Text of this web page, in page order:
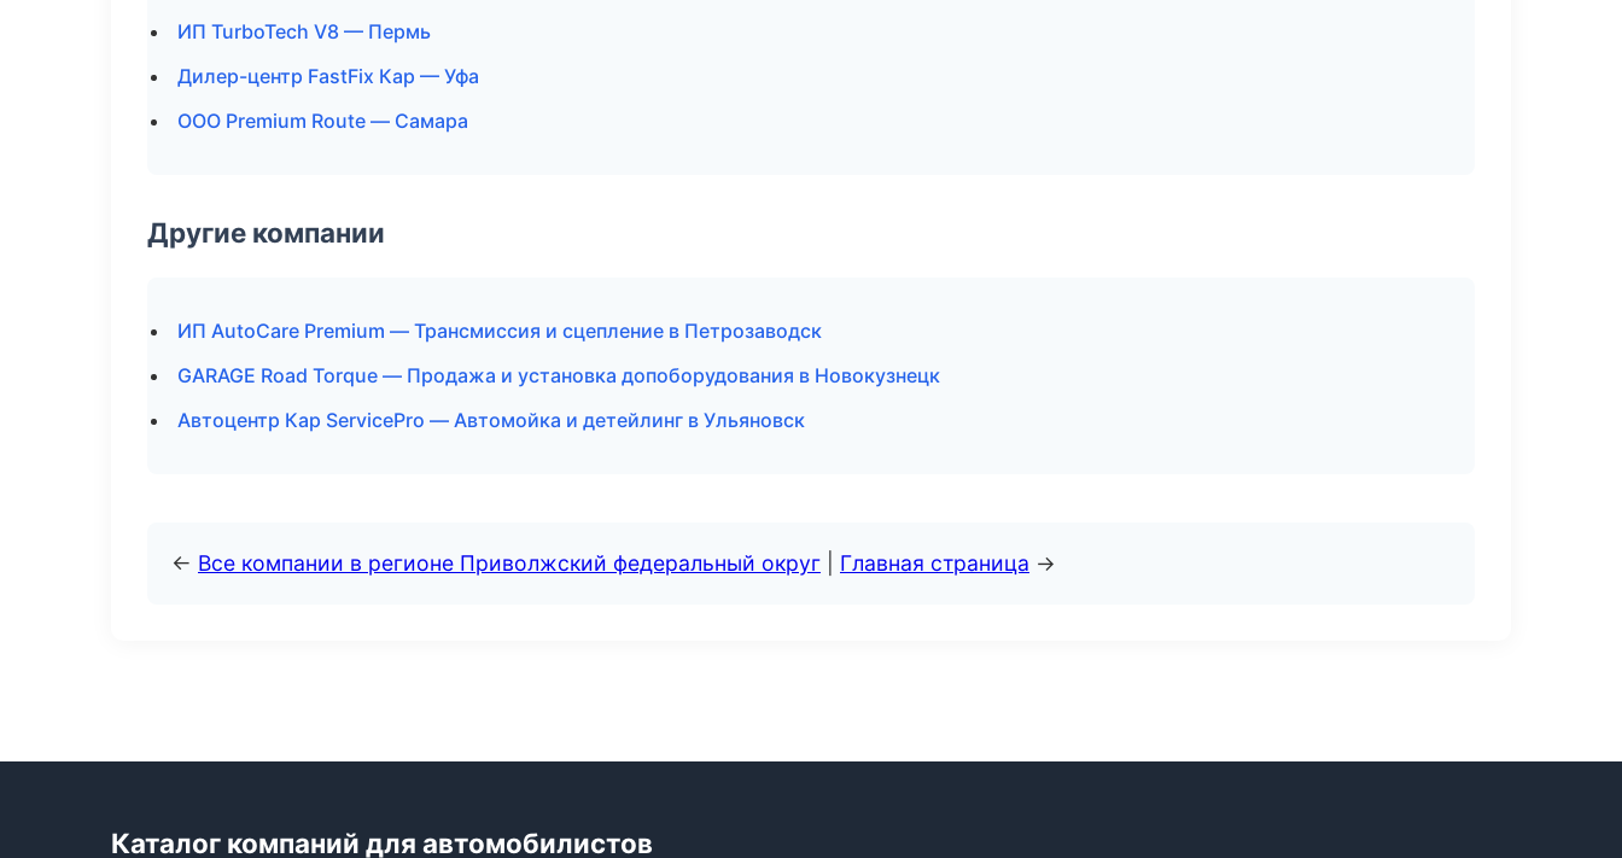
ИП TurboTech V8 — Пермь
Дилер-центр FastFix Кар — Уфа
ООО Premium Route — Самара
Другие компании
ИП AutoCare Premium — Трансмиссия и сцепление в Петрозаводск
GARAGE Road Torque — Продажа и установка допоборудования в Новокузнецк
Автоцентр Кар ServicePro — Автомойка и детейлинг в Ульяновск
← Все компании в регионе Приволжский федеральный округ Главная страница →
Каталог компаний для автомобилистов